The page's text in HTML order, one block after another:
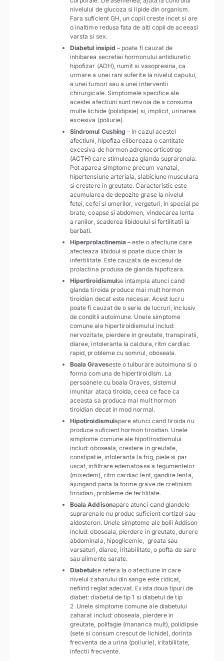
nivelului de glucoza si lipide din organism.
Fara suficient GH, un copil creste incet si are
o inaltime redusa fata de alti copii de aceeasi
varsta si sex.
Diabetul insipid – poate fi cauzat de
inhibarea secretiei hormonului antidiuretic
hipofizar (ADH), numit si vasopresina, ca
urmare a unei rani suferite la nivelul capului,
a unei tumori sau a unei interventii
chirurgicale. Simptomele specifice ale
acestei afectiuni sunt nevoia de a consuma
multe lichide (polidipsie) si, implicit, urinarea
excesiva (poliurie).
Sindromul Cushing – in cazul acestei
afectiuni, hipofiza elibereaza o cantitate
excesiva de hormon adrenocorticotrop
(ACTH) care stimuleaza glanda suprarenala.
Pot aparea simptome precum vanatai,
hipertensiune arteriala, slabiciune musculara
si crestere in greutate. Caracteristic este
acumularea de depozite grase la nivelul
fetei, cefei si umerilor, vergeturi, in special pe
brate, coapse si abdomen, vindecarea lenta
a ranilor, scaderea libidoului si fertilitatii la
barbati.
Hiperprolactinemia– este o afectiune care
afecteaza libidoul si poate duce chiar la
infertilitate. Este cauzata de excesul de
prolactina produsa de glanda hipofizara.
Hipertiroidismulse intampla atunci cand
glanda tiroida produce mai mult hormon
tiroidian decat este necesar. Acest lucru
poate fi cauzat de o serie de lucruri, inclusiv
de conditii autoimune. Unele simptome
comune ale hipertiroidismului includ:
nervozitate, pierdere in greutate, transpiratii,
diaree, intoleranta la caldura, ritm cardiac
rapid, probleme cu somnul, oboseala.
Boala Graveseste o tulburare autoimuna si o
forma comuna de hipertiroidism. La
persoanele cu boala Graves, sistemul
imunitar ataca tiroida, ceea ce face ca
aceasta sa produca mai mult hormon
tiroidian decat in ​​mod normal.
Hipotiroidismulapare atunci cand tiroida nu
produce suficient hormon tiroidian. Unele
simptome comune ale hipotiroidismului
includ: oboseala, crestere in greutate,
constipatie, intoleranta la frig, piele si par
uscat, infiltrare edematoasa a tegumentelor
(mixedem), ritm cardiac lent, gandire lenta,
ajungand pana la forme grave de cretinism
tiroidian, probleme de fertilitate.
Boala Addisonapare atunci cand glandele
suprarenale nu produc suficient cortizol sau
aldosteron. Unele simptome ale bolii Addison
includ: oboseala, pierdere in greutate, durere
abdominala, hipoglicemie, greata sau
varsaturi, diaree, iritabilitate, o pofta de sare
sau alimente sarate.
Diabetulse refera la o afectiune in care
nivelul zaharului din sange este ridicat,
nefiind reglat adecvat. Exista doua tipuri de
diabet: diabetul de tip 1 si diabetul de tip
2 .Unele simptome comune ale diabetului
zaharat includ: oboseala, pierdere in
greutate, polifagie (mananca mult), polidipsie
(sete si consum crescut de lichide), dorinta
frecventa de a urina (poliurie), iritabilitate,
infectii frecvente.